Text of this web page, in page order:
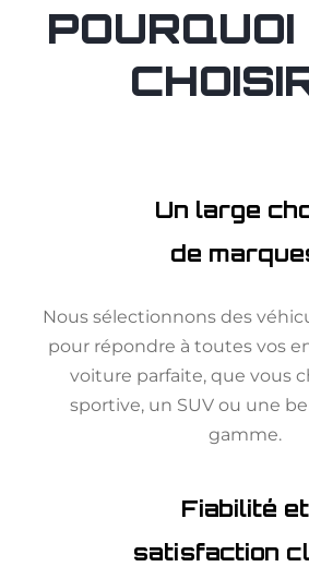
Un large
de
Nous sélectionnons des
pour répondre à toutes vos
voiture parfaite, que vous
sportive, un SUV ou une
gamme.
Fiabilité et
satisfaction